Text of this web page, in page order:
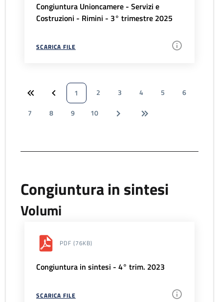
Congiuntura Unioncamere - Servizi e
Costruzioni - Rimini - 3° trimestre 2025
SCARICA FILE
1 2 3 4 5
6
7
8 9 10
Congiuntura in sintesi
Volumi
PDF (76KB)
Congiuntura in sintesi - 4° trim. 2023
SCARICA FILE